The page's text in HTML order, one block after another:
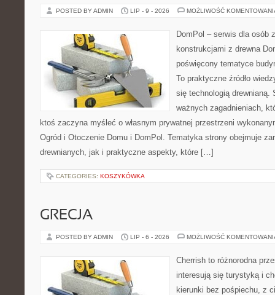
POSTED BY ADMIN LIP - 9 - 2026 MOŻLIWOŚĆ
DomPol – serwis dla osób
konstrukcjami z drewna
poświęcony tematyce
To praktyczne źródło
się technologią drewnianą.
ważnych zagadnieniach,
ktoś zaczyna myśleć o własnym prywatnej przestrzeni
Ogród i Otoczenie Domu i DomPol. Tematyka strony obejmuje
drewnianych, jak i praktyczne aspekty, które […]
CATEGORIES: KOSZYKÓWKA
GRECJA
POSTED BY ADMIN LIP - 6 - 2026 MOŻLIWOŚĆ
Cherrish to różnorodna
interesują się turystyką i
kierunki bez pośpiechu, z